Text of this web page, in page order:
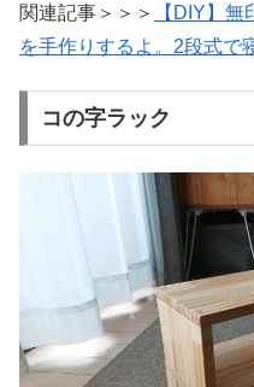
関連記事＞＞＞
【DIY】
を手作りするよ。2段式で
コの字ラック